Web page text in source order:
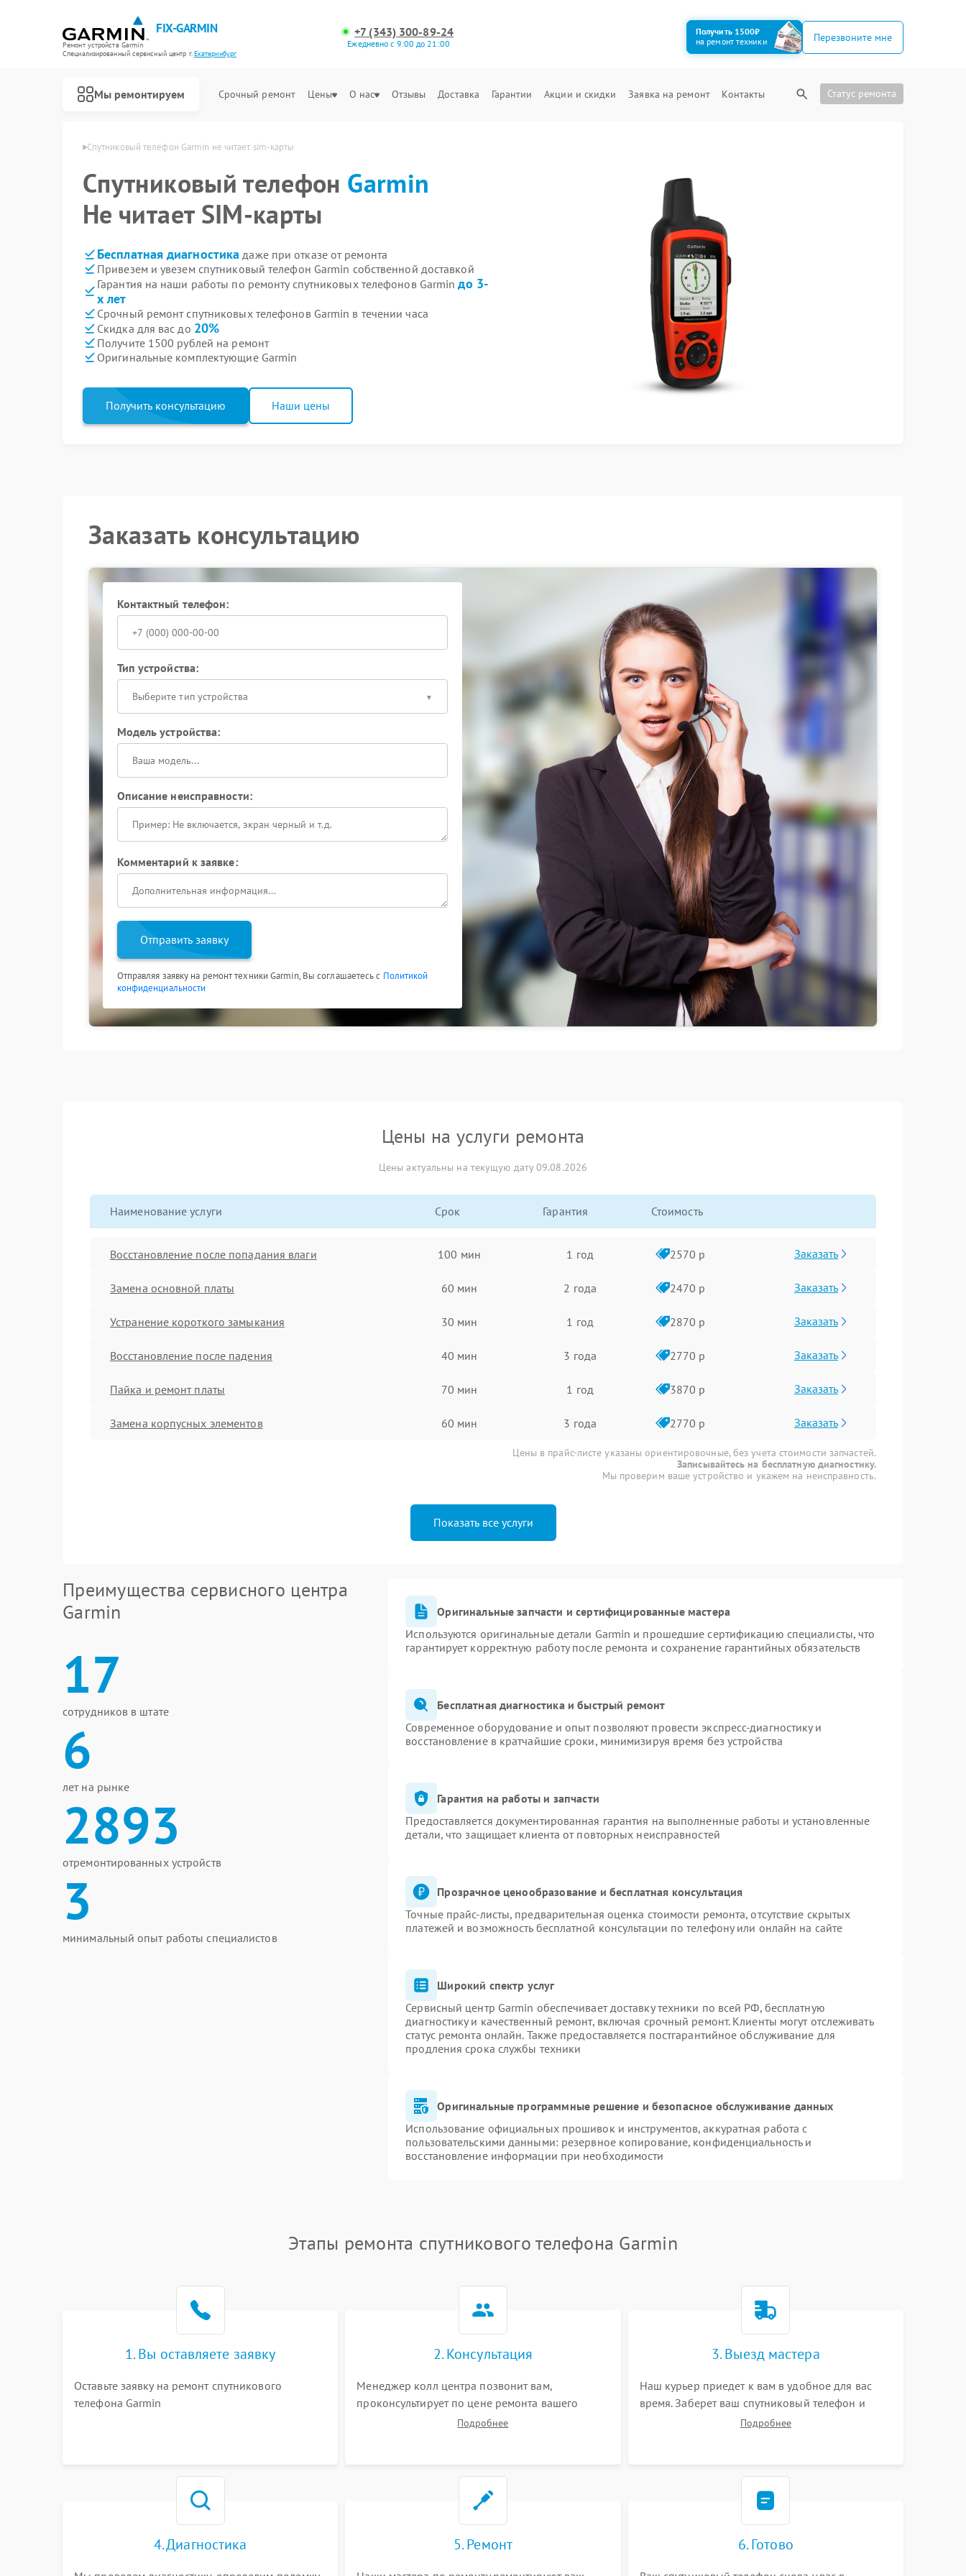
FIX-GARMIN
Ремонт устройств Garmin
Специализированный cервисный центр г.Екатеринбург
+7 (343) 300-89-24
Ежедневно с 9:00 до 21:00
Получить 1500₽
на ремонт техники
Перезвоните мне
Мы ремонтируем Срочный ремонт Цены О нас Отзывы Доставка Гарантии Акции и скидки Заявка на ремонт Контакты Статус ремонта
Спутниковый телефон Garmin не читает sim-карты
Спутниковый телефон Garmin
Не читает SIM-карты
Бесплатная диагностика даже при отказе от ремонта
Привезем и увезем спутниковый телефон Garmin собственной доставкой
Гарантия на наши работы по ремонту спутниковых телефонов Garminдо 3-
х лет
Срочный ремонт спутниковых телефонов Garmin в течении часа
Скидка для вас до 20%
Получите 1500 рублей на ремонт
Оригинальные комплектующие Garmin
Получить консультацию Наши цены
Заказать консультацию
Контактный телефон:
Тип устройства:
Выберите тип устройства
Модель устройства:
Описание неисправности:
Комментарий к заявке:
Отправить заявку
Отправляя заявку на ремонт техники Garmin, Вы соглашаетесь с Политикой
конфиденциальности
Цены на услуги ремонта
Цены актуальны на текущую дату 09.08.2026
Наименование услуги Срок Гарантия Стоимость
Восстановление после попадания влаги 100 мин 1 год 2570 р Заказать
Замена основной платы 60 мин 2 года 2470 р Заказать
Устранение короткого замыкания 30 мин 1 год 2870 р Заказать
Восстановление после падения 40 мин 3 года 2770 р Заказать
Пайка и ремонт платы 70 мин 1 год 3870 р Заказать
Замена корпусных элементов 60 мин 3 года 2770 р Заказать
Цены в прайс-листе указаны ориентировочные, без учета стоимости запчастей.
Записывайтесь на бесплатную диагностику.
Мы проверим ваше устройство и укажем на неисправность.
Показать все услуги
Преимущества сервисного центра
Garmin
17
сотрудников в штате
6
лет на рынке
2893
отремонтированных устройств
3
минимальный опыт работы специалистов
Оригинальные запчасти и сертифицированные мастера
Используются оригинальные детали Garmin и прошедшие сертификацию специалисты, что
гарантирует корректную работу после ремонта и сохранение гарантийных обязательств
Бесплатная диагностика и быстрый ремонт
Современное оборудование и опыт позволяют провести экспресс-диагностику и
восстановление в кратчайшие сроки, минимизируя время без устройства
Гарантия на работы и запчасти
Предоставляется документированная гарантия на выполненные работы и установленные
детали, что защищает клиента от повторных неисправностей
Прозрачное ценообразование и бесплатная консультация
Точные прайс-листы, предварительная оценка стоимости ремонта, отсутствие скрытых
платежей и возможность бесплатной консультации по телефону или онлайн на сайте
Широкий спектр услуг
Сервисный центр Garmin обеспечивает доставку техники по всей РФ, бесплатную
диагностику и качественный ремонт, включая срочный ремонт. Клиенты могут отслеживать
статус ремонта онлайн. Также предоставляется постгарантийное обслуживание для
продления срока службы техники
Оригинальные программные решение и безопасное обслуживание данных
Использование официальных прошивок и инструментов, аккуратная работа с
пользовательскими данными: резервное копирование, конфиденциальность и
восстановление информации при необходимости
Этапы ремонта спутникового телефона Garmin
1. Вы оставляете заявку
Оставьте заявку на ремонт спутникового
телефона Garmin
2. Консультация
Менеджер колл центра позвонит вам,
проконсультирует по цене ремонта вашего
спутникового телефона а также ответит на все
Подробнее
3. Выезд мастера
Наш курьер приедет к вам в удобное для вас
время. Заберет ваш спутниковый телефон и
привезет на склад для диагностики.
Подробнее
4. Диагностика 5. Ремонт 6. Готово